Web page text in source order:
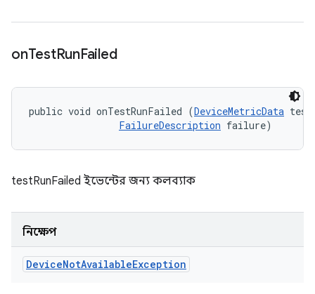
onTestRunFailed
public void onTestRunFailed (DeviceMetricData
FailureDescription failure)
testRunFailed ইভেন্টের জন্য কলব্যাক
নিক্ষেপ
DeviceNotAvailableException